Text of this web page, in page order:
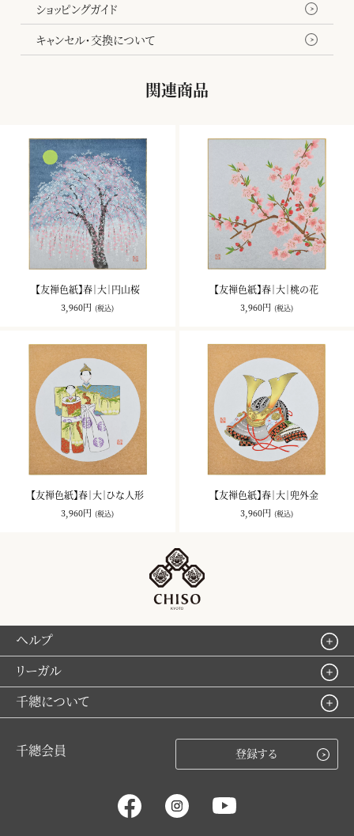
ショッピングガイド
キャンセル・交換について
関連商品
【友禅色紙】春｜大｜円山桜
3,960円 (税込)
【友禅色紙】春｜大｜桃の花
3,960円 (税込)
【友禅色紙】春｜大｜ひな人形
3,960円 (税込)
【友禅色紙】春｜大｜兜外金
3,960円 (税込)
ヘルプ
リーガル
千總について
千總会員 登録する